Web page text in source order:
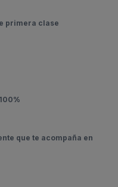
primera clase
que te acompaña en